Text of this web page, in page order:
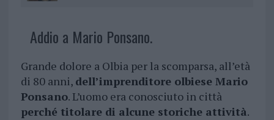
Addio a Mario Ponsano.
Grande dolore a Olbia per la scomparsa, all’età
di 80 anni, dell’imprenditore olbiese Mario
Ponsano. L’uomo era conosciuto in città
perché titolare di alcune storiche attività.